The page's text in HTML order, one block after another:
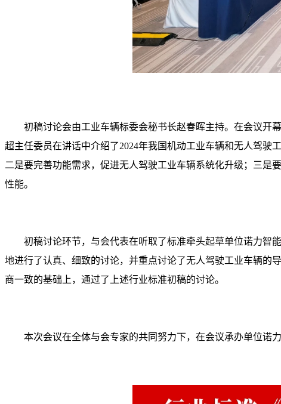
初稿讨论会由工业车辆标委会秘书长赵春晖主持。在会议开
超主任委员在讲话中介绍了2024年我国机动工业车辆和无人驾驶
二是要完善功能需求，促进无人驾驶工业车辆系统化升级；三是
性能。
初稿讨论环节，与会代表在听取了标准牵头起草单位诺力智
地进行了认真、细致的讨论，并重点讨论了无人驾驶工业车辆的
商一致的基础上，通过了上述行业标准初稿的讨论。
本次会议在全体与会专家的共同努力下，在会议承办单位诺